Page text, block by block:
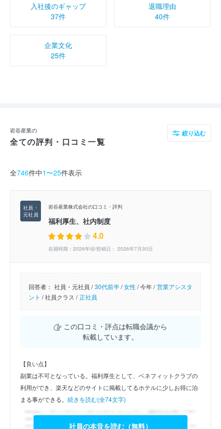
入社後のギャップ
37件
退職理由
40件
企業文化
25件
岩谷産業の
全ての評判・口コミ一覧
絞り込む
全746件中1〜25件表示
岩谷産業株式会社の口コミ・評判
福利厚生、社内制度
4.0
在籍時期：2026年頃/投稿日： 2026年7月30日
回答者： 社員・元社員 / 30代前半/女性/今年 / 営業アシスタ
ント /社員クラス / 正社員
この口コミ・評点は転職会議から
転載しています。
【良い点】
副業は不可となっている。福利厚生として、ベネフィットクラブの
利用ができ、楽天などのサイトに掲載してるホテルに少しお得に泊
まる事ができる。 続きを読む(全74文字)
社員の本音を読む（無料）